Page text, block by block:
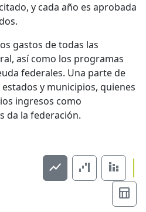
y cada año es aprobada
gastos de todas las
así como los programas
federales. Una parte de
y municipios, quienes
ingresos como
da la federación.
show_chart waterfall_chart
stacked_bar_chart
table_chart